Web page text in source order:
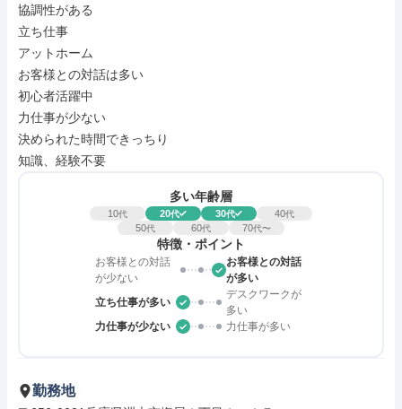
協調性がある
立ち仕事
アットホーム
お客様との対話は多い
初心者活躍中
力仕事が少ない
決められた時間できっちり
知識、経験不要
多い年齢層
10代 20代 30代 40代
50代 60代 70代〜
特徴・ポイント
お客様との対話
が少ない
お客様との対話
が多い
立ち仕事が多い
デスクワークが
多い
力仕事が少ない
力仕事が多い
勤務地